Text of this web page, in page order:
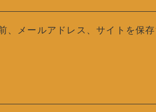
、メールアドレス、サイトを保